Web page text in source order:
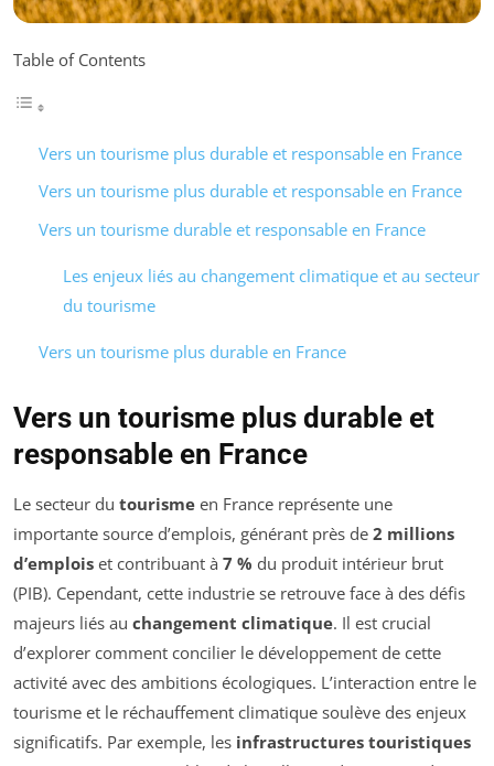
Table of Contents
Vers un tourisme plus durable et responsable en France
Vers un tourisme plus durable et responsable en France
Vers un tourisme durable et responsable en France
Les enjeux liés au changement climatique et au secteur
du tourisme
Vers un tourisme plus durable en France
Vers un tourisme plus durable et
responsable en France
Le secteur du tourisme en France représente une
importante source d’emplois, générant près de 2 millions
d’emplois et contribuant à 7 % du produit intérieur brut
(PIB). Cependant, cette industrie se retrouve face à des défis
majeurs liés au changement climatique. Il est crucial
d’explorer comment concilier le développement de cette
activité avec des ambitions écologiques. L’interaction entre le
tourisme et le réchauffement climatique soulève des enjeux
significatifs. Par exemple, les infrastructures touristiques